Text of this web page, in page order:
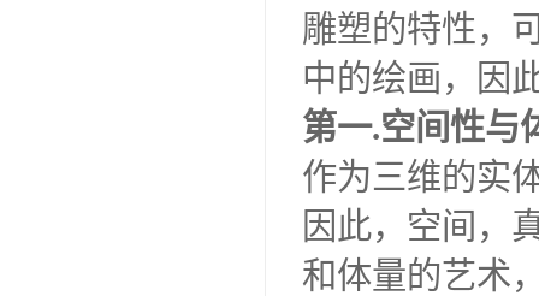
雕塑的特性，
中的绘画，因
第一.空间性
作为三维的实
因此，空间，
和体量的艺术